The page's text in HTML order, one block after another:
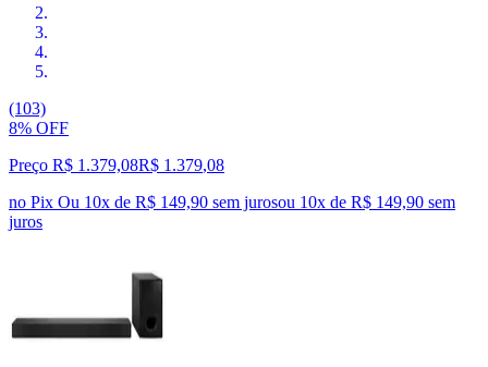
(103)
8% OFF
Preço R$ 1.379,08R$ 1.379,08
no Pix Ou 10x de R$ 149,90 sem jurosou 10x de R$ 149,90 sem
juros